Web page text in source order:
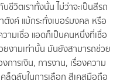
วิตเราทั้งนั้น ไม่ว่าจะเป็นสีรถ
ตังค์ แม้กระทั่งเบอร์มงคล หรือ
ามเชื่อ แอดก็เป็นคนหนึ่งที่เชื่อ
ยงามเท่านั้น มันยังสามารถช่วย
การเงิน, การงาน, เรื่องความ
ล็ดลับในการเลือก สีเคสมือถือ